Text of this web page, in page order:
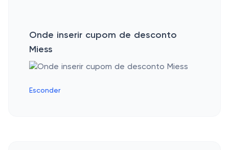
Onde inserir cupom de desconto
Miess
Esconder